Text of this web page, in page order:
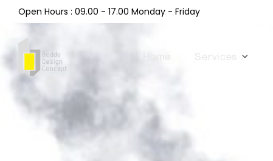
Open Hours : 09.00 - 17.00 Monday - Friday
Services